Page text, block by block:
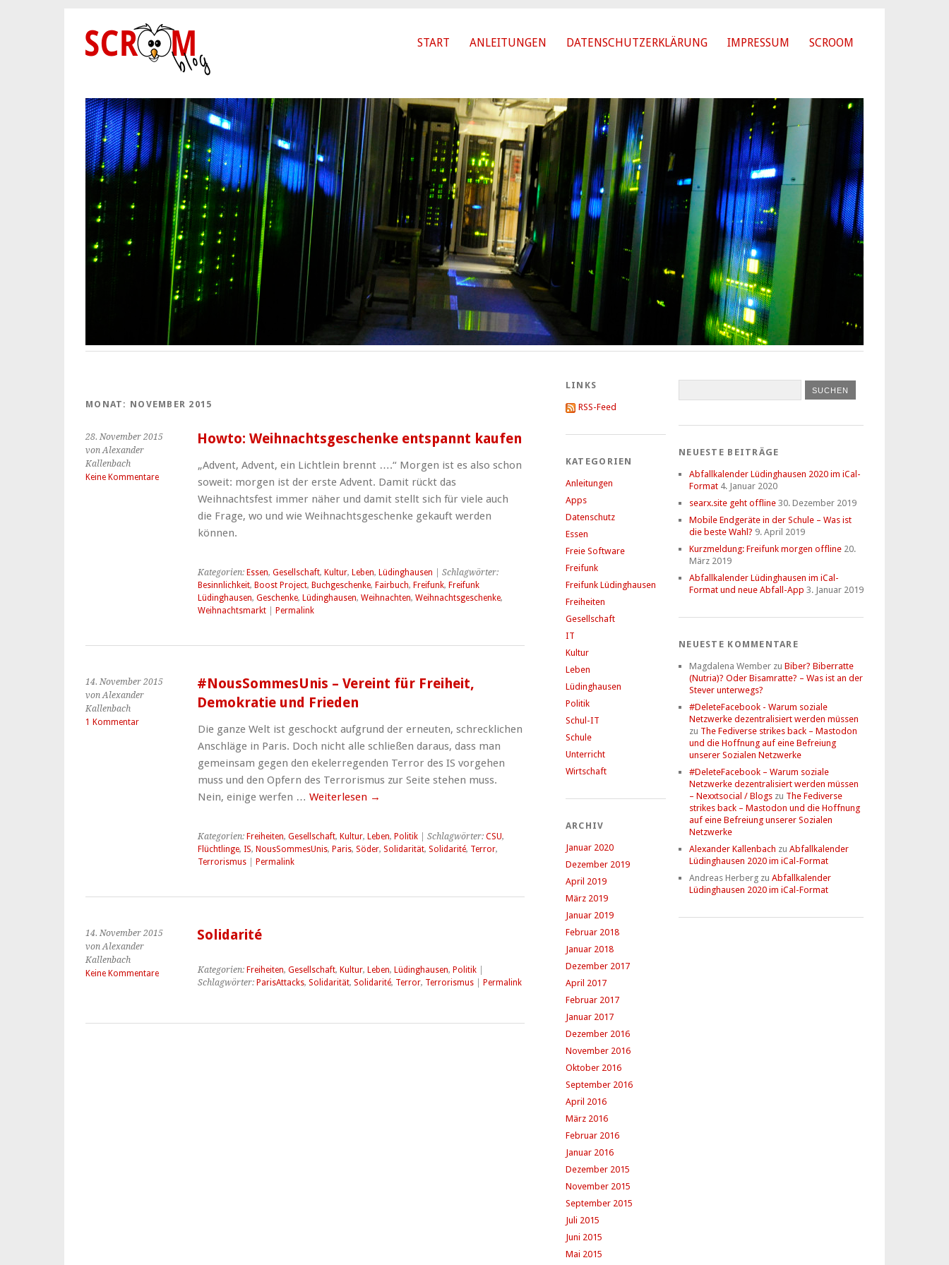
START ANLEITUNGEN DATENSCHUTZERKLÄRUNG IMPRESSUM SCROOM
MONAT: NOVEMBER 2015
28. November 2015
von Alexander
Kallenbach
Keine Kommentare
Howto: Weihnachtsgeschenke entspannt kaufen
„Advent, Advent, ein Lichtlein brennt ….“ Morgen ist es also schon
soweit: morgen ist der erste Advent. Damit rückt das
Weihnachtsfest immer näher und damit stellt sich für viele auch
die Frage, wo und wie Weihnachtsgeschenke gekauft werden
können.
Kategorien: Essen, Gesellschaft, Kultur, Leben, Lüdinghausen | Schlagwörter:
Besinnlichkeit, Boost Project, Buchgeschenke, Fairbuch, Freifunk, Freifunk
Lüdinghausen, Geschenke, Lüdinghausen, Weihnachten, Weihnachtsgeschenke,
Weihnachtsmarkt| Permalink
14. November 2015
von Alexander
Kallenbach
1 Kommentar
#NousSommesUnis – Vereint für Freiheit,
Demokratie und Frieden
Die ganze Welt ist geschockt aufgrund der erneuten, schrecklichen
Anschläge in Paris. Doch nicht alle schließen daraus, dass man
gemeinsam gegen den ekelerregenden Terror des IS vorgehen
muss und den Opfern des Terrorismus zur Seite stehen muss.
Nein, einige werfen … Weiterlesen →
Kategorien: Freiheiten, Gesellschaft, Kultur, Leben, Politik| Schlagwörter: CSU,
Flüchtlinge, IS, NousSommesUnis, Paris, Söder, Solidarität, Solidarité, Terror,
Terrorismus| Permalink
14. November 2015
von Alexander
Kallenbach
Keine Kommentare
Solidarité
Kategorien: Freiheiten, Gesellschaft, Kultur, Leben, Lüdinghausen, Politik|
Schlagwörter: ParisAttacks, Solidarität, Solidarité, Terror, Terrorismus| Permalink
LINKS
RSS-Feed
KATEGORIEN
Anleitungen
Apps
Datenschutz
Essen
Freie Software
Freifunk
Freifunk Lüdinghausen
Freiheiten
Gesellschaft
IT
Kultur
Leben
Lüdinghausen
Politik
Schul-IT
Schule
Unterricht
Wirtschaft
ARCHIV
Januar 2020
Dezember 2019
April 2019
März 2019
Januar 2019
Februar 2018
Januar 2018
Dezember 2017
April 2017
Februar 2017
Januar 2017
Dezember 2016
November 2016
Oktober 2016
September 2016
April 2016
März 2016
Februar 2016
Januar 2016
Dezember 2015
November 2015
September 2015
Juli 2015
Juni 2015
Mai 2015
NEUESTE BEITRÄGE
Abfallkalender Lüdinghausen 2020 im iCal-
Format 4. Januar 2020
searx.site geht offline 30. Dezember 2019
Mobile Endgeräte in der Schule – Was ist
die beste Wahl? 9. April 2019
Kurzmeldung: Freifunk morgen offline 20.
März 2019
Abfallkalender Lüdinghausen im iCal-
Format und neue Abfall-App 3. Januar 2019
NEUESTE KOMMENTARE
Magdalena Wember zu Biber? Biberratte
(Nutria)? Oder Bisamratte? – Was ist an der
Stever unterwegs?
#DeleteFacebook - Warum soziale
Netzwerke dezentralisiert werden müssen
zu The Fediverse strikes back – Mastodon
und die Hoffnung auf eine Befreiung
unserer Sozialen Netzwerke
#DeleteFacebook – Warum soziale
Netzwerke dezentralisiert werden müssen
– Nexxtsocial / Blogs zu The Fediverse
strikes back – Mastodon und die Hoffnung
auf eine Befreiung unserer Sozialen
Netzwerke
Alexander Kallenbach zu Abfallkalender
Lüdinghausen 2020 im iCal-Format
Andreas Herberg zu Abfallkalender
Lüdinghausen 2020 im iCal-Format